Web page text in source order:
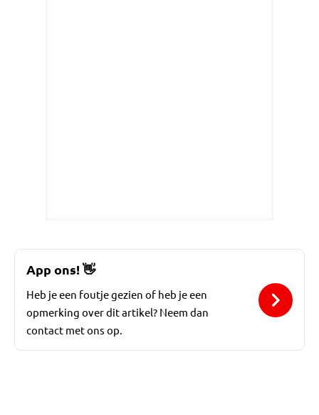
App ons!👋
Heb je een foutje gezien of heb je een
opmerking over dit artikel? Neem dan
contact met ons op.